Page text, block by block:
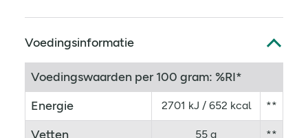
Voedingsinformatie
Voedingswaarden per 100 gram: %RI*
Energie
2701 kJ / 652 kcal **
Vetten 55 g **